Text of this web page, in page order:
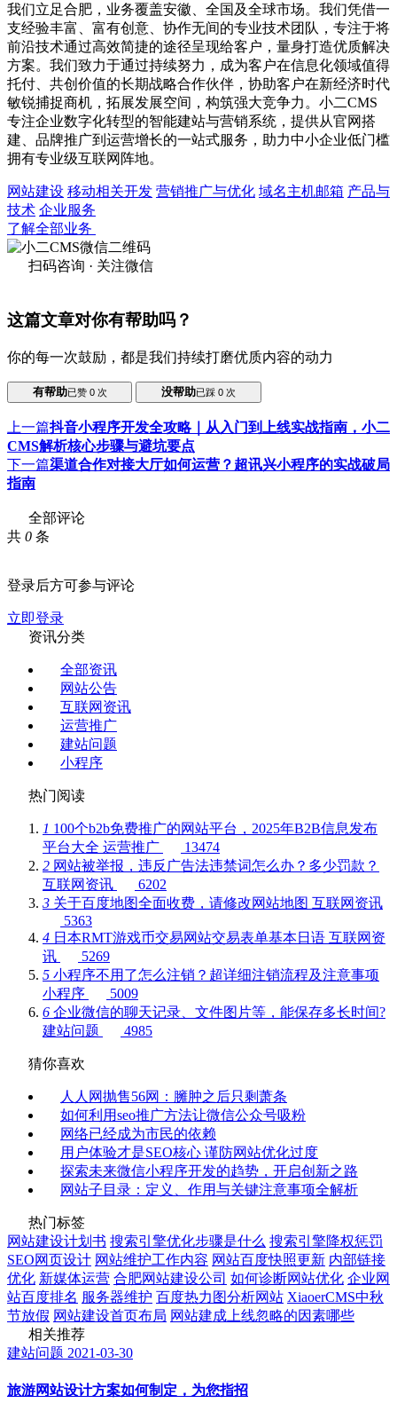
我们立足合肥，业务覆盖安徽、全国及全球市场。我们凭借一
支经验丰富、富有创意、协作无间的专业技术团队，专注于将
前沿技术通过高效简捷的途径呈现给客户，量身打造优质解决
方案。我们致力于通过持续努力，成为客户在信息化领域值得
托付、共创价值的长期战略合作伙伴，协助客户在新经济时代
敏锐捕捉商机，拓展发展空间，构筑强大竞争力。小二CMS
专注企业数字化转型的智能建站与营销系统，提供从官网搭
建、品牌推广到运营增长的一站式服务，助力中小企业低门槛
拥有专业级互联网阵地。
网站建设 移动相关开发 营销推广与优化 域名主机邮箱 产品与
技术 企业服务
了解全部业务
扫码咨询 · 关注微信
这篇文章对你有帮助吗？
你的每一次鼓励，都是我们持续打磨优质内容的动力
有帮助已赞 0次 没帮助已踩 0次
上一篇抖音小程序开发全攻略｜从入门到上线实战指南，小二
CMS解析核心步骤与避坑要点
下一篇渠道合作对接大厅如何运营？超讯兴小程序的实战破局
指南
全部评论
共 0 条
登录后方可参与评论
立即登录
资讯分类
全部资讯
网站公告
互联网资讯
运营推广
建站问题
小程序
热门阅读
1 100个b2b免费推广的网站平台，2025年B2B信息发布
平台大全 运营推广
13474
2 网站被举报，违反广告法违禁词怎么办？多少罚款？
互联网资讯
6202
3 关于百度地图全面收费，请修改网站地图 互联网资讯
5363
4 日本RMT游戏币交易网站交易表单基本日语 互联网资
讯
5269
5 小程序不用了怎么注销？超详细注销流程及注意事项
小程序
5009
6 企业微信的聊天记录、文件图片等，能保存多长时间?
建站问题
4985
猜你喜欢
人人网抛售56网：臃肿之后只剩萧条
如何利用seo推广方法让微信公众号吸粉
网络已经成为市民的依赖
用户体验才是SEO核心 谨防网站优化过度
探索未来微信小程序开发的趋势，开启创新之路
网站子目录：定义、作用与关键注意事项全解析
热门标签
网站建设计划书 搜索引擎优化步骤是什么 搜索引擎降权惩罚
SEO网页设计 网站维护工作内容 网站百度快照更新 内部链接
优化 新媒体运营 合肥网站建设公司 如何诊断网站优化 企业网
站百度排名 服务器维护 百度热力图分析网站 XiaoerCMS中秋
节放假 网站建设首页布局 网站建成上线忽略的因素哪些
相关推荐
建站问题 2021-03-30
旅游网站设计方案如何制定，为您指招